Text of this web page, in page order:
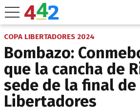
COPA LIBERTADORES 2024
Bombazo:
que la cancha de
sede de la final de
Libertadores